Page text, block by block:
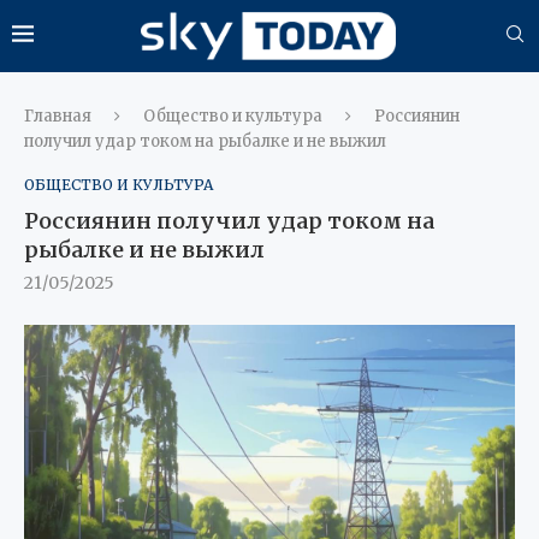
Главная Общество и культура
Россиянин
получил удар током на рыбалке и не выжил
ОБЩЕСТВО И КУЛЬТУРА
Россиянин получил удар током на
рыбалке и не выжил
21/05/2025